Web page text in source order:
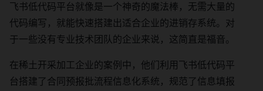
飞书低代码平台就像是一个神奇的魔法棒，无需大量的
代码编写，就能快速搭建出适合企业的进销存系统。对
于一些没有专业技术团队的企业来说，这简直是福音。
在稀土开采加工企业的案例中，他们利用飞书低代码平
台搭建了合同预报批流程信息化系统，规范了信息填报